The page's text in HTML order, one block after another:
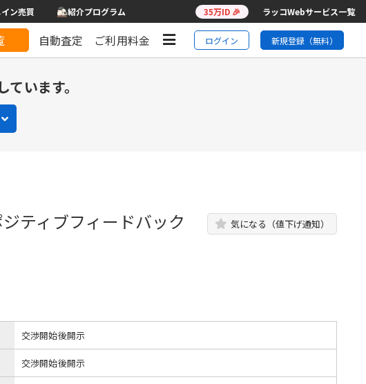
イン売買 紹介プログラム 35万ID 🎉 ラッコWebサービス一覧
自動査定 ご利用料金 ログイン 新規登録（無料）
います。
ティブフィードバック
気になる（値下げ通知）
交渉開始後開示
交渉開始後開示